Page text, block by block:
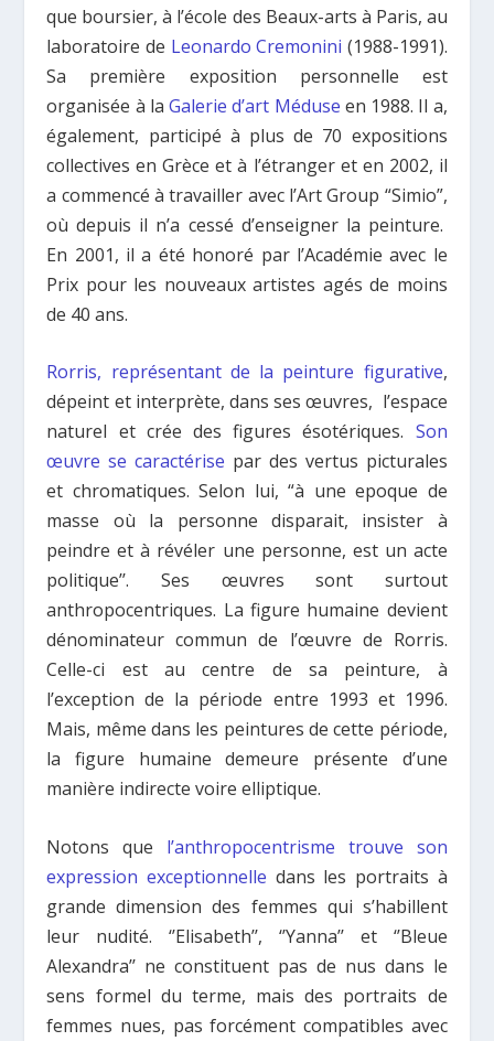
que boursier, à l’école des Beaux-arts à Paris, au
laboratoire de Leonardo Cremonini (1988-1991).
Sa première exposition personnelle est
organisée à laGalerie d’art Méduse en 1988. Il a,
également, participé à plus de 70 expositions
collectives en Grèce et à l’étranger et en 2002, il
a commencé à travailler avec l’Art Group “Simio”,
où depuis il n’a cessé d’enseigner la peinture.
En 2001, il a été honoré par l’Académie avec le
Prix pour les nouveaux artistes agés de moins
de 40 ans.
Rorris, représentant de la peinture figurative,
dépeint et interprète, dans ses œuvres, l’espace
naturel et crée des figures ésotériques. Son
œuvre se caractérise par des vertus picturales
et chromatiques. Selon lui, “à une epoque de
masse où la personne disparait, insister à
peindre et à révéler une personne, est un acte
politique’’. Ses œuvres sont surtout
anthropocentriques. La figure humaine devient
dénominateur commun de l’œuvre de Rorris.
Celle-ci est au centre de sa peinture, à
l’exception de la période entre 1993 et 1996.
Mais, même dans les peintures de cette période,
la figure humaine demeure présente d’une
manière indirecte voire elliptique.
Notons que l’anthropocentrisme trouve son
expression exceptionnelle dans les portraits à
grande dimension des femmes qui s’habillent
leur nudité. ‘’Elisabeth’’, ‘’Yanna’’ et ‘’Bleue
Alexandra’’ ne constituent pas de nus dans le
sens formel du terme, mais des portraits de
femmes nues, pas forcément compatibles avec